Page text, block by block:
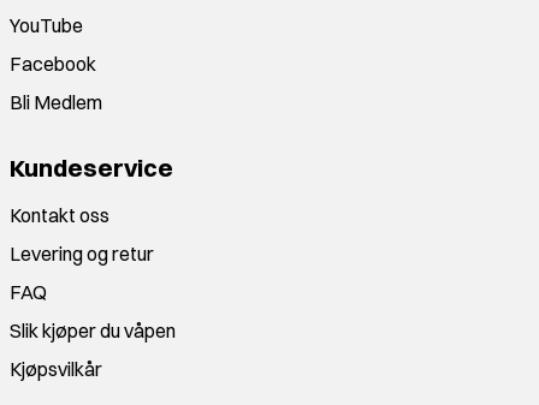
YouTube
Facebook
Bli Medlem
Kundeservice
Kontakt oss
Levering og retur
FAQ
Slik kjøper du våpen
Kjøpsvilkår